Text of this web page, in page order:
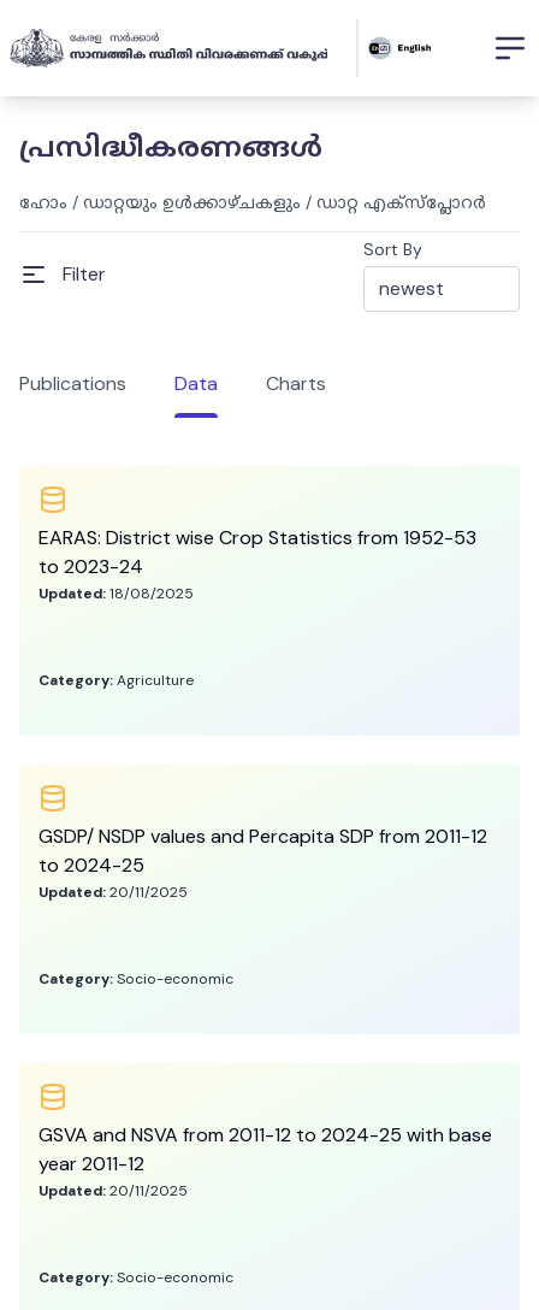
പ്രസിദ്ധീകരണങ്ങൾ
ഹോം / ഡാറ്റയും ഉൾക്കാഴ്ചകളും / ഡാറ്റ എക്സ്പ്ലോറർ
Filter
Sort By
Publications Data Charts
EARAS: District wise Crop Statistics from 1952-53
to 2023-24
Updated:18/08/2025
Category:Agriculture
GSDP/ NSDP values and Percapita SDP from 2011-12
to 2024-25
Updated:20/11/2025
Category:Socio-economic
GSVA and NSVA from 2011-12 to 2024-25 with base
year 2011-12
Updated:20/11/2025
Category:Socio-economic